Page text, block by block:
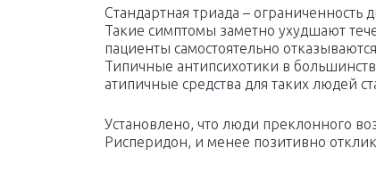
Стандартная триада –
Такие симптомы заметно ухудшают
пациенты самостоятельно
Типичные антипсихотики в
атипичные средства для таких людей
Установлено, что люди преклонного
Рисперидон, и менее позитивно